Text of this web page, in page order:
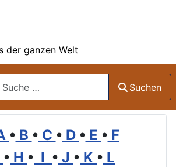
der ganzen Welt
Suchen
• B • C • D • E • F
• H • I • J • K • L